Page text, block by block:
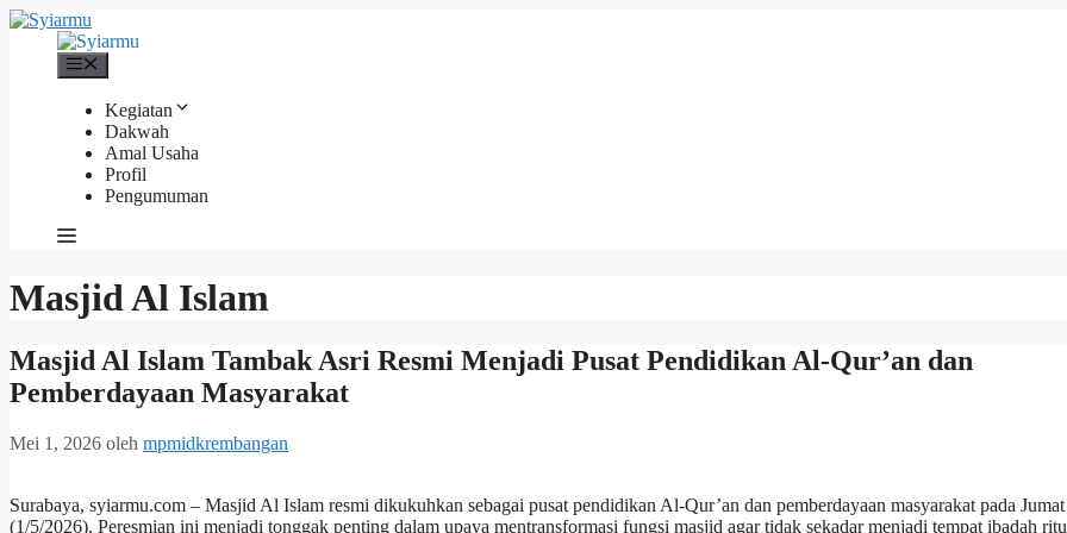
Langsung
Kegiatan
Dakwah
Amal Usaha
Profil
Pengumuman
Masjid Al Islam
Masjid Al Islam Tambak Asri Resmi Menjadi Pusat Pendidikan Al-Qur’an dan
Pemberdayaan Masyarakat
Mei 1, 2026 oleh mpmidkrembangan
Surabaya, syiarmu.com – Masjid Al Islam resmi dikukuhkan sebagai pusat pendidikan Al-Qur’an dan pemberdayaan masyarakat pada Jumat
(1/5/2026). Peresmian ini menjadi tonggak penting dalam upaya mentransformasi fungsi masjid agar tidak sekadar menjadi tempat ibadah